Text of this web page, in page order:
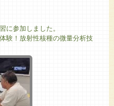
に参加しました。
験！放射性核種の微量分析技